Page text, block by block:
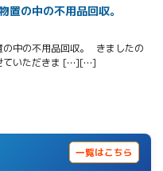
置の中の不用品回収。
の中の不用品回収。 きましたの
ていただきま […][…]
一覧はこちら